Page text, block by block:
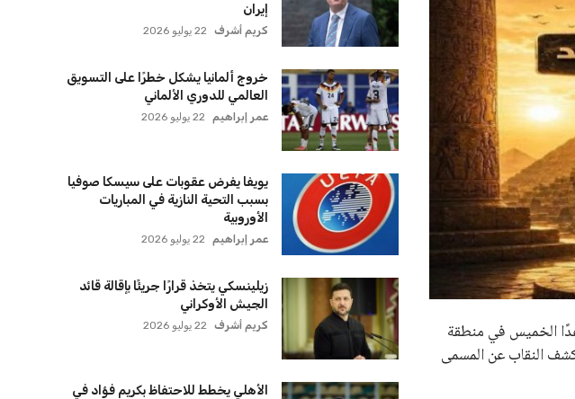
الخميس في منطقة
النقاب عن المسمى
إيران
كريم أشرف 22 يوليو 2026
خروج ألمانيا يشكل خطرًا على التسويق
العالمي للدوري الألماني
عمر إبراهيم 22 يوليو 2026
يويفا يفرض عقوبات على سيسكا صوفيا
بسبب التحية النازية في المباريات
الأوروبية
عمر إبراهيم 22 يوليو 2026
زيلينسكي يتخذ قرارًا جريئًا بإقالة قائد
الجيش الأوكراني
كريم أشرف 22 يوليو 2026
الأهلي يخطط للاحتفاظ بكريم فؤاد في